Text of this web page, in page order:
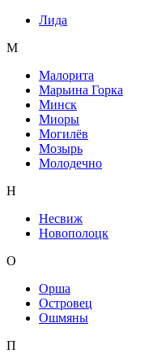
Лида
М
Малорита
Марьина Горка
Минск
Миоры
Могилёв
Мозырь
Молодечно
Н
Несвиж
Новополоцк
О
Орша
Островец
Ошмяны
П